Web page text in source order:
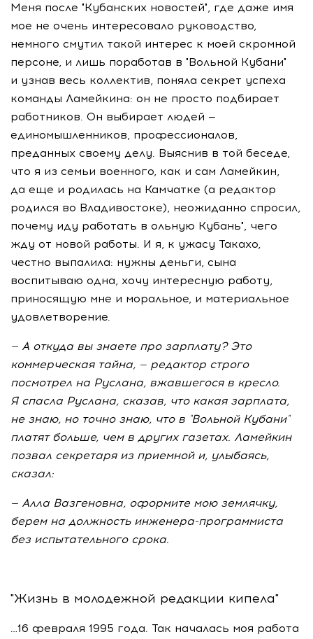
Меня после "Кубанских новостей", где даже имя
мое не очень интересовало руководство,
немного смутил такой интерес к моей скромной
персоне, и лишь поработав в "Вольной Кубани"
и узнав весь коллектив, поняла секрет успеха
команды Ламейкина: он не просто подбирает
работников. Он выбирает людей —
единомышленников, профессионалов,
преданных своему делу. Выяснив в той беседе,
что я из семьи военного, как и сам Ламейкин,
да еще и родилась на Камчатке (а редактор
родился во Владивостоке), неожиданно спросил,
почему иду работать в ольную Кубань", чего
жду от новой работы. И я, к ужасу Такахо,
честно выпалила: нужны деньги, сына
воспитываю одна, хочу интересную работу,
приносящую мне и моральное, и материальное
удовлетворение.
— А откуда вы знаете про зарплату? Это
коммерческая тайна, — редактор строго
посмотрел на Руслана, вжавшегося в кресло.
Я спасла Руслана, сказав, что какая зарплата,
не знаю, но точно знаю, что в "Вольной Кубани"
платят больше, чем в других газетах. Ламейкин
позвал секретаря из приемной и, улыбаясь,
сказал:
— Алла Вазгеновна, оформите мою землячку,
берем на должность инженера-программиста
без испытательного срока.
"Жизнь в молодежной редакции кипела"
…16 февраля 1995 года. Так началась моя работа